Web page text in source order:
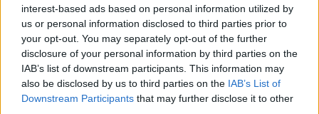
interest-based ads based on personal information utilized by
us or personal information disclosed to third parties prior to
your opt-out. You may separately opt-out of the further
disclosure of your personal information by third parties on the
IAB’s list of downstream participants. This information may
also be disclosed by us to third parties on the IAB’s List of
Downstream Participants that may further disclose it to other
Ez még annyira nem katasztrófa, hiszen minek is
mennénk át máshoz, mikor a neten is lehet koccanni az
ismerősökkel. Sokkal kellemetlenebb, hogy amennyiben
konzolunk tönkremenne, vele megy a profilunk is.
Összegyűjtött trófeáink, mentéseink, minden. Megoldás